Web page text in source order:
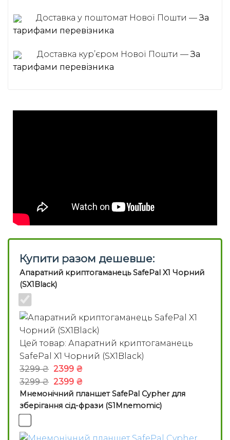
Доставка у поштомат Нової Пошти —За
тарифами перевізника
Доставка курʼєром Нової Пошти —За
тарифами перевізника
Купити разом дешевше:
Апаратний криптогаманець SafePal X1 Чорний
(SX1Black)
Цей товар: Апаратний криптогаманець
SafePal X1 Чорний (SX1Black)
3299₴ Оригінальна
ціна:
3299 ₴.
2399 ₴Поточна
ціна:
2399 ₴.
3299₴ Оригінальна
ціна:
3299 ₴.
2399 ₴Поточна
ціна:
2399 ₴.
Мнемонічний планшет SafePal Cypher для
зберігання сід-фрази (S1Mnemomic)